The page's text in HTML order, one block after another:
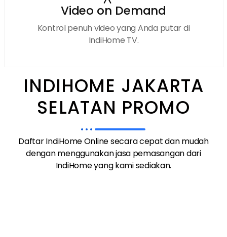
Video on Demand
Kontrol penuh video yang Anda putar di
IndiHome TV.
INDIHOME JAKARTA
SELATAN PROMO
Daftar IndiHome Online secara cepat dan mudah
dengan menggunakan jasa pemasangan dari
IndiHome yang kami sediakan.